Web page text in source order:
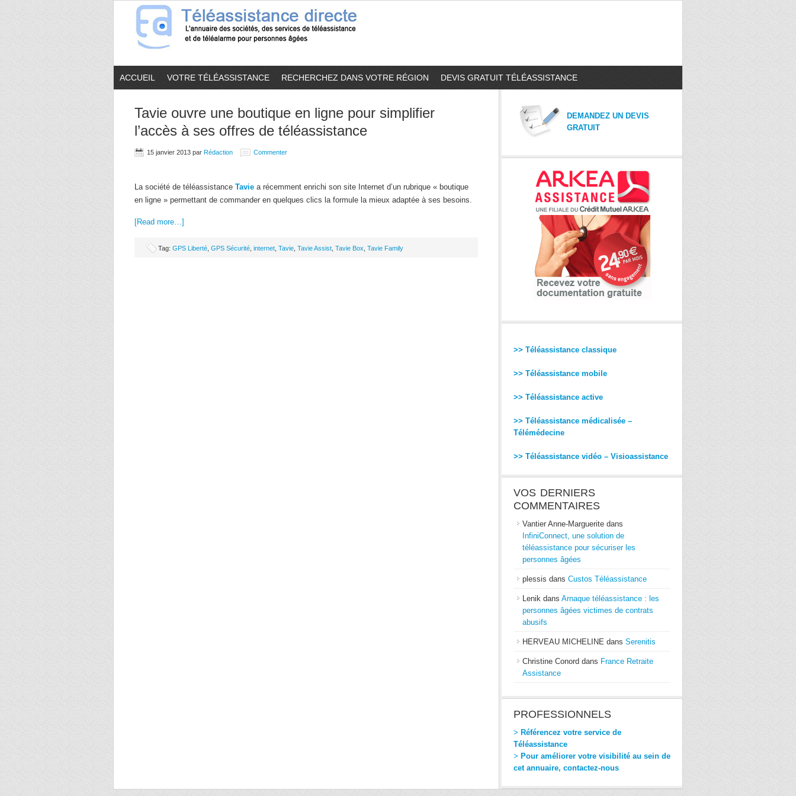
ACCUEIL VOTRE TÉLÉASSISTANCE RECHERCHEZ DANS VOTRE RÉGION DEVIS GRATUIT TÉLÉASSISTANCE
Tavie ouvre une boutique en ligne pour simplifier
l’accès à ses offres de téléassistance
15 janvier 2013 par Rédaction Commenter
La société de téléassistance Tavie a récemment enrichi son site Internet d’un rubrique « boutique
en ligne » permettant de commander en quelques clics la formule la mieux adaptée à ses besoins.
[Read more…]
Tag: GPS Liberté GPS Sécurité internet Tavie Tavie Assist Tavie Box Tavie Family
DEMANDEZ UN DEVIS
GRATUIT
>> Téléassistance classique
>> Téléassistance mobile
>> Téléassistance active
>> Téléassistance médicalisée –
Télémédecine
>> Téléassistance vidéo – Visioassistance
VOS DERNIERS
COMMENTAIRES
Vantier Anne-Marguerite dans
InfiniConnect, une solution de
téléassistance pour sécuriser les
personnes âgées
plessis dans Custos Téléassistance
Lenik dans Arnaque téléassistance : les
personnes âgées victimes de contrats
abusifs
HERVEAU MICHELINE dans Serenitis
Christine Conord dans France Retraite
Assistance
PROFESSIONNELS
> Référencez votre service de
Téléassistance
> Pour améliorer votre visibilité au sein de
cet annuaire, contactez-nous